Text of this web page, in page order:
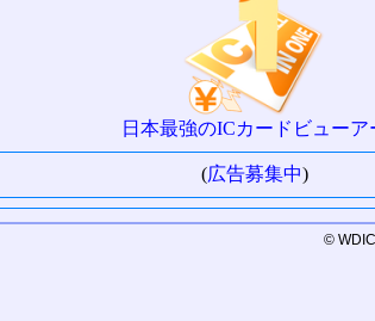
日本最強のICカードビューア
(広告募集中)
©